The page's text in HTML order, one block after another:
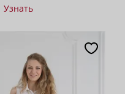
Узнать